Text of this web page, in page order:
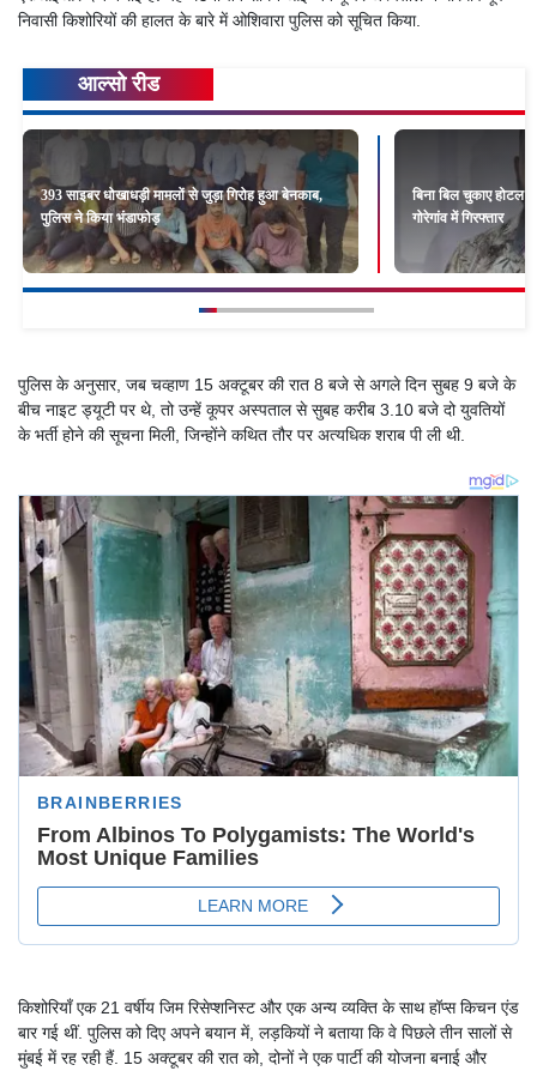
निवासी किशोरियों की हालत के बारे में ओशिवारा पुलिस को सूचित किया.
आल्सो रीड
393 साइबर धोखाधड़ी मामलों से जुड़ा गिरोह हुआ बेनकाब,
पुलिस ने किया भंडाफोड़
बिना बिल चुकाए होटल में
गोरेगांव में गिरफ्तार
पुलिस के अनुसार, जब चव्हाण 15 अक्टूबर की रात 8 बजे से अगले दिन सुबह 9 बजे के
बीच नाइट ड्यूटी पर थे, तो उन्हें कूपर अस्पताल से सुबह करीब 3.10 बजे दो युवतियों
के भर्ती होने की सूचना मिली, जिन्होंने कथित तौर पर अत्यधिक शराब पी ली थी.
किशोरियाँ एक 21 वर्षीय जिम रिसेप्शनिस्ट और एक अन्य व्यक्ति के साथ हॉप्स किचन एंड
बार गई थीं. पुलिस को दिए अपने बयान में, लड़कियों ने बताया कि वे पिछले तीन सालों से
मुंबई में रह रही हैं. 15 अक्टूबर की रात को, दोनों ने एक पार्टी की योजना बनाई और